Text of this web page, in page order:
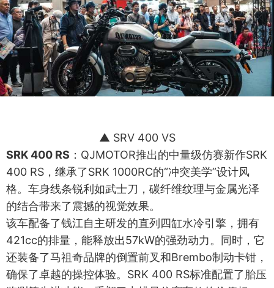
▲ SRV 400 VS
SRK 400 RS ：QJMOTOR推出的中量级仿赛新作SRK
400 RS，继承了SRK 1000RC的“冲突美学”设计风
格。车身线条锐利如武士刀，碳纤维纹理与金属光泽
的结合带来了震撼的视觉效果。
该车配备了钱江自主研发的直列四缸水冷引擎，拥有
421cc的排量，能释放出57kW的强劲动力。同时，它
还装备了马祖奇品牌的倒置前叉和Brembo制动卡钳，
确保了卓越的操控体验。SRK 400 RS标准配置了胎压